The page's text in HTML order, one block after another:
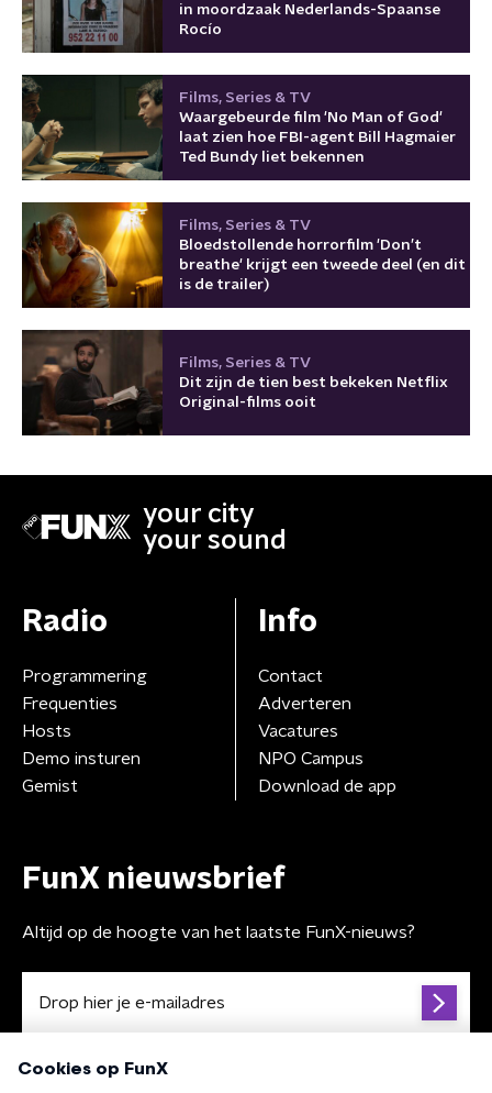
in moordzaak Nederlands-Spaanse
Rocío
Films, Series & TV
Waargebeurde film 'No Man of God'
laat zien hoe FBI-agent Bill Hagmaier
Ted Bundy liet bekennen
Films, Series & TV
Bloedstollende horrorfilm 'Don’t
breathe' krijgt een tweede deel (en dit
is de trailer)
Films, Series & TV
Dit zijn de tien best bekeken Netflix
Original-films ooit
your city
your sound
Radio
Programmering
Frequenties
Hosts
Demo insturen
Gemist
Info
Contact
Adverteren
Vacatures
NPO Campus
Download de app
FunX nieuwsbrief
Altijd op de hoogte van het laatste FunX-nieuws?